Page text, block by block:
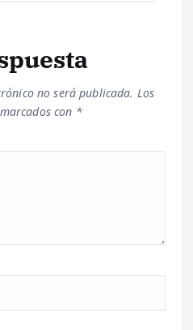
no será publicada. Los
con *